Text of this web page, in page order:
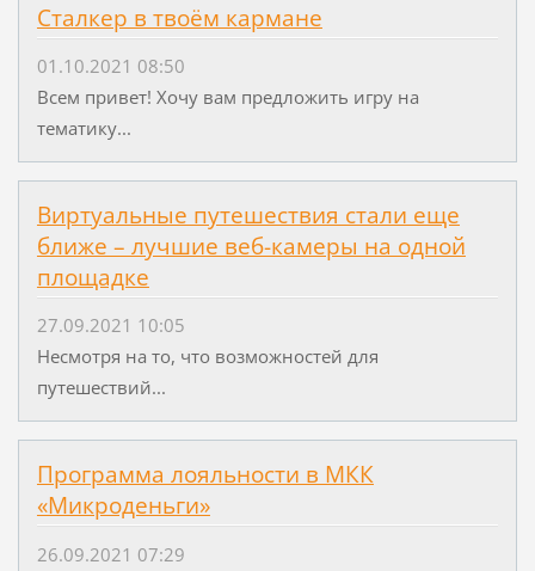
Сталкер в твоём кармане
01.10.2021 08:50
Всем привет! Хочу вам предложить игру на
тематику...
Виртуальные путешествия стали еще
ближе – лучшие веб-камеры на одной
площадке
27.09.2021 10:05
Несмотря на то, что возможностей для
путешествий...
Программа лояльности в МКК
«Микроденьги»
26.09.2021 07:29